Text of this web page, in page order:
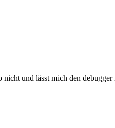
und lässt mich den debugger